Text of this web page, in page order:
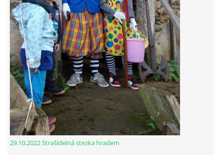
29.10.2022 Strašidelná stezka hradem